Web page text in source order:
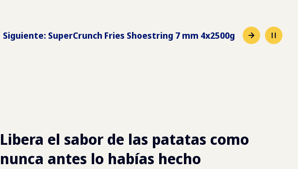
Siguiente: SuperCrunch Fries Shoestring 7 mm 4x2500g
Libera el sabor de las patatas como
nunca antes lo habías hecho